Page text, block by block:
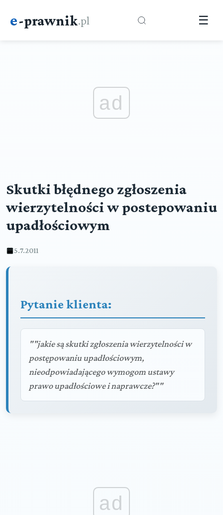
e-prawnik.pl ☰
ad
Skutki błędnego zgłoszenia
wierzytelności w postepowaniu
upadłościowym
5.7.2011
Pytanie klienta:
""jakie są skutki zgłoszenia wierzytelności w
postępowaniu upadłościowym,
nieodpowiadającego wymogom ustawy
prawo upadłościowe i naprawcze?""
ad